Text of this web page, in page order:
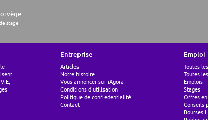
stage
Entreprise
Articles
Notre histoire
Vous annoncer sur iAgora
Conditions d'utilisation
Politique de confiedentialité
Contact
Emploi
Toutes
Toutes
Emplois
Stages
Offres
Conseils
Bourses